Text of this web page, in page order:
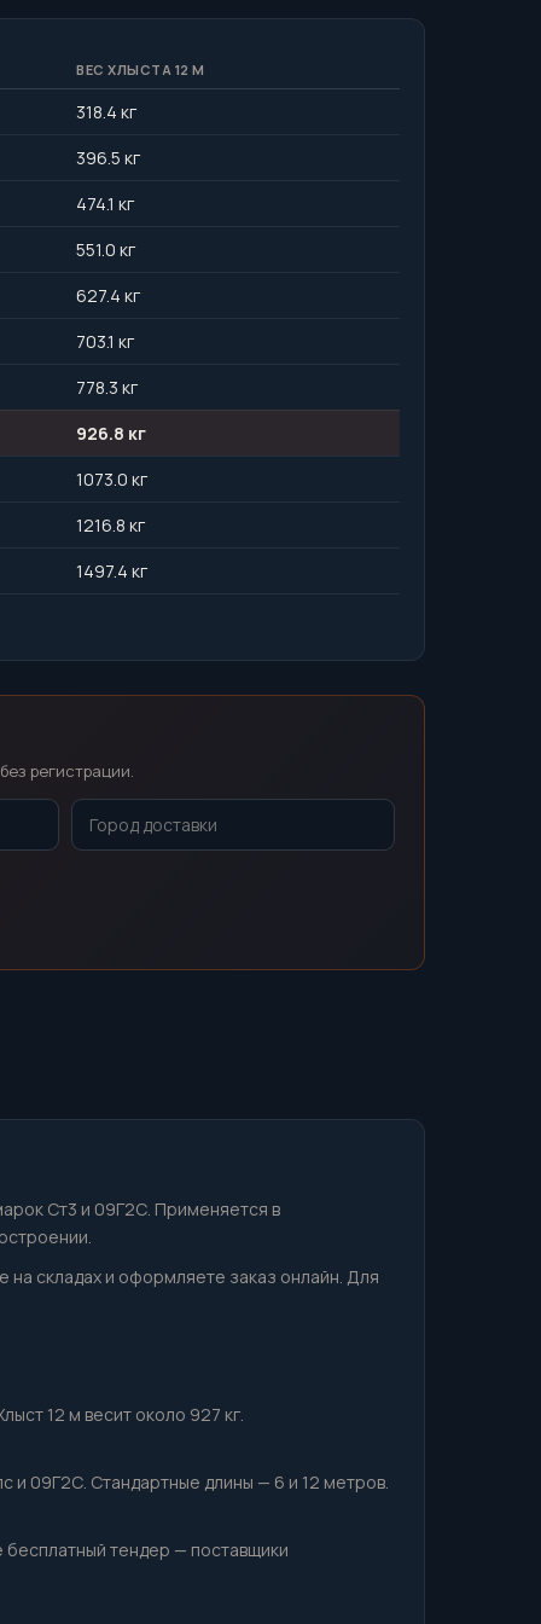
ВЕС ХЛЫСТА 12 М
318.4 кг
396.5 кг
474.1 кг
551.0 кг
627.4 кг
703.1 кг
778.3 кг
926.8 кг
1073.0 кг
1216.8 кг
1497.4 кг
регистрации.
Ст3 и 09Г2С. Применяется в
на складах и оформляете заказ онлайн. Для
12 м весит около 927 кг.
и 09Г2С. Стандартные длины — 6 и 12 метров.
тендер — поставщики